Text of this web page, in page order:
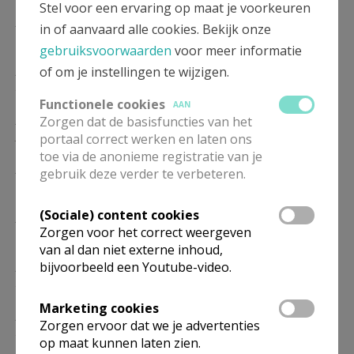
Eucharistie
10.00 Eucharistie
10.00 Eucharistie
07/02
10.00 Eucharistie
14/02
10.00 Eucharistie
10.00 Eucharistie
28/02
10.00 Eucharistie
Stel voor een ervaring op maat je voorkeuren
in of aanvaard alle cookies. Bekijk onze
gebruiksvoorwaarden voor meer informatie
of om je instellingen te wijzigen.
Functionele cookies
AAN
Zorgen dat de basisfuncties van het
portaal correct werken en laten ons
toe via de anonieme registratie van je
gebruik deze verder te verbeteren.
(Sociale) content cookies
Zorgen voor het correct weergeven
van al dan niet externe inhoud,
bijvoorbeeld een Youtube-video.
Marketing cookies
Zorgen ervoor dat we je advertenties
op maat kunnen laten zien.